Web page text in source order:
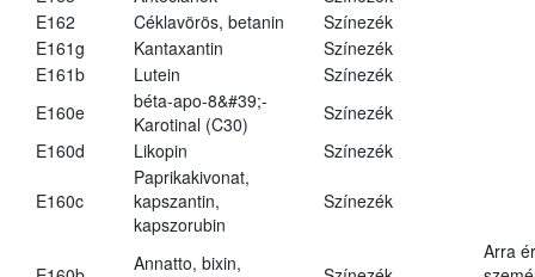
E162
Céklavörös, betanin
Színezék
E161g
Kantaxantin
Színezék
E161b
Lutein
Színezék
E160e
béta-apo-8&#39;-
Karotinal (C30)
Színezék
E160d
Likopin Színezék
E160c
Paprikakivonat,
kapszantin,
kapszorubin
Színezék
Annatto, bixin,
Arra